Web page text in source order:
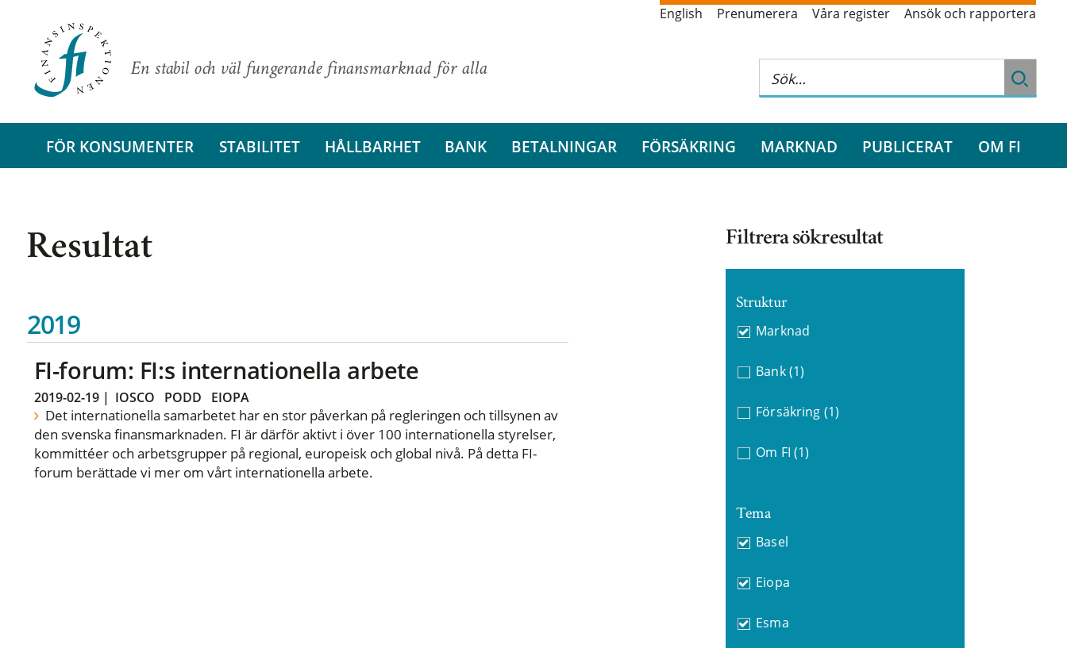
En stabil och väl fungerande finansmarknad för alla
English Prenumerera Våra register Ansök och rapportera
FÖR KONSUMENTER STABILITET HÅLLBARHET BANK BETALNINGAR FÖRSÄKRING MARKNAD PUBLICERAT OM FI
Resultat
2019
FI-forum: FI:s internationella arbete
2019-02-19| IOSCO PODD EIOPA
Det internationella samarbetet har en stor påverkan på regleringen och tillsynen av
den svenska finansmarknaden. FI är därför aktivt i över 100 internationella styrelser,
kommittéer och arbetsgrupper på regional, europeisk och global nivå. På detta FI-
forum berättade vi mer om vårt internationella arbete.
Filtrera sökresultat
Struktur
Marknad
Bank (1)
Försäkring (1)
Om FI (1)
Tema
Basel
Eiopa
Esma